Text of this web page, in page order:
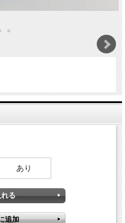
あり